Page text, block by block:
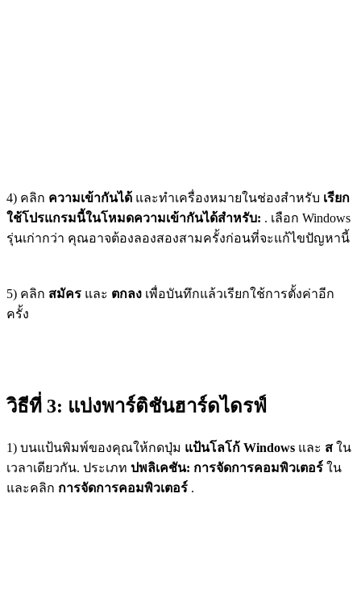
4) คลิก ความเข้ากันได้ และทำเครื่องหมายในช่องสำหรับ เรียก
ใช้โปรแกรมนี้ในโหมดความเข้ากันได้สำหรับ: . เลือก Windows
รุ่นเก่ากว่า คุณอาจต้องลองสองสามครั้งก่อนที่จะแก้ไขปัญหานี้
5) คลิก สมัคร และ ตกลง เพื่อบันทึกแล้วเรียกใช้การตั้งค่าอีก
ครั้ง
วิธีที่ 3: แบ่งพาร์ติชันฮาร์ดไดรฟ์
1) บนแป้นพิมพ์ของคุณให้กดปุ่ม แป้นโลโก้ Windows และ ส ใน
เวลาเดียวกัน. ประเภท ปพลิเคชัน: การจัดการคอมพิวเตอร์ ใน
และคลิก การจัดการคอมพิวเตอร์ .